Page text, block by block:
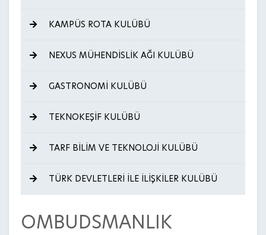
KAMPÜS ROTA KULÜBÜ
NEXUS MÜHENDİSLİK AĞI KULÜBÜ
GASTRONOMİ KULÜBÜ
TEKNOKEŞİF KULÜBÜ
TARF BİLİM VE TEKNOLOJİ KULÜBÜ
TÜRK DEVLETLERİ İLE İLİŞKİLER KULÜBÜ
OMBUDSMANLIK